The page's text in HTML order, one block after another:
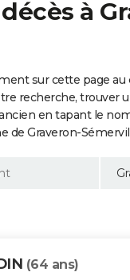
à
sur cette page au
recherche, trouver
en tapant le
de Graveron-
(64 ans)